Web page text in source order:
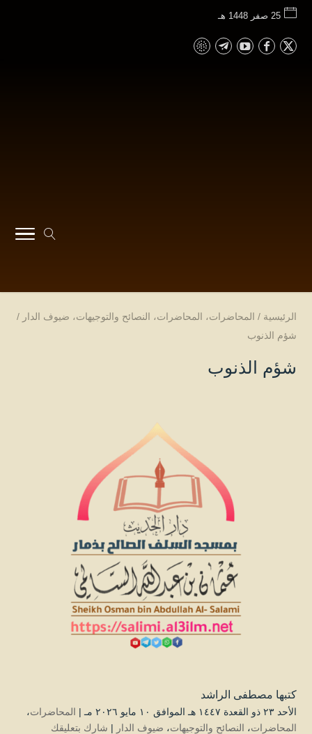
25 صفر 1448 هـ
الرئيسية / المحاضرات، المحاضرات، النصائح والتوجيهات، ضيوف الدار /
شؤم الذنوب
شؤم الذنوب
كتبها مصطفى الراشد
الأحد ۲۳ ذو القعدة ۱٤٤۷ هـ الموافق ۱۰ مايو ۲۰۲٦ مـ | المحاضرات،
المحاضرات، النصائح والتوجيهات، ضيوف الدار | شارك بتعليقك